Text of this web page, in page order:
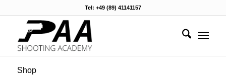
Tel: +49 (89) 41141157
Shop